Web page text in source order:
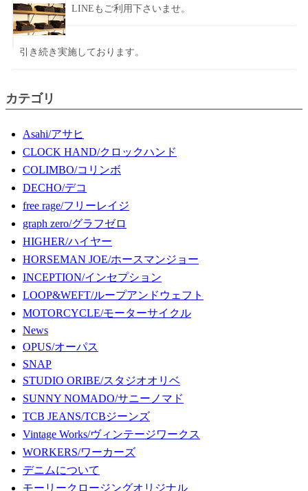
LINEもご利用下さいませ。
引き続き実施しております。
カテゴリ
Asahi/アサヒ
CLOCK HAND/クロックハンド
COLIMBO/コリンボ
DECHO/デコ
free rage/フリーレイジ
graph zero/グラフゼロ
HIGHER/ハイヤー
HORSEMAN JOE/ホースマンジョー
INCEPTION/インセプション
LOOP&WEFT/ループアンドウェフト
MOTORCYCLE/モーターサイクル
News
OPUS/オーパス
SNAP
STUDIO ORIBE/スタジオオリベ
SUNNY NOMADO/サニーノマド
TCB JEANS/TCBジーンズ
Vintage Works/ヴィンテージワークス
WORKERS/ワーカーズ
デニムについて
モーリークロージングオリジナル